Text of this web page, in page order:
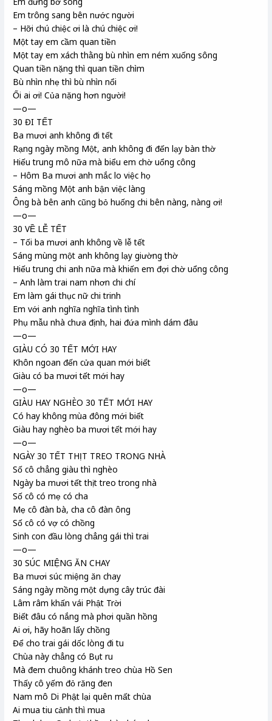
Em trông sang bên nước người
– Hỡi chú chiệc ơi là chú chiệc ơi!
Một tay em cầm quan tiền
Một tay em xách thằng bù nhìn em ném xuống sông
Quan tiền nặng thì quan tiền chìm
Bù nhìn nhẹ thì bù nhìn nổi
Ối ai ơi! Của nặng hơn người!
—o—
30 ĐI TẾT
Ba mươi anh không đi tết
Rạng ngày mồng Một, anh không đi đến lạy bàn thờ
Hiếu trung mô nữa mà biểu em chờ uổng công
– Hôm Ba mươi anh mắc lo việc họ
Sáng mồng Một anh bận việc làng
Ông bà bên anh cũng bỏ huống chi bên nàng, nàng ơi!
—o—
30 VỀ LỄ TẾT
– Tối ba mươi anh không về lễ tết
Sáng mùng một anh không lạy giường thờ
Hiếu trung chi anh nữa mà khiến em đợi chờ uổng công
– Anh làm trai nam nhơn chi chí
Em làm gái thục nữ chi trinh
Em với anh nghĩa nghĩa tình tình
Phụ mẫu nhà chưa định, hai đứa mình dám đâu
—o—
GIÀU CÓ 30 TẾT MỚI HAY
Khôn ngoan đến cửa quan mới biết
Giàu có ba mươi tết mới hay
—o—
GIÀU HAY NGHÈO 30 TẾT MỚI HAY
Có hay không mùa đông mới biết
Giàu hay nghèo ba mươi tết mới hay
—o—
NGÀY 30 TẾT THỊT TREO TRONG NHÀ
Số cô chẳng giàu thì nghèo
Ngày ba mươi tết thịt treo trong nhà
Số cô có mẹ có cha
Mẹ cô đàn bà, cha cô đàn ông
Số cô có vợ có chồng
Sinh con đầu lòng chẳng gái thì trai
—o—
30 SÚC MIỆNG ĂN CHAY
Ba mươi súc miệng ăn chay
Sáng ngày mồng một dựng cây trúc đài
Lâm râm khấn vái Phật Trời
Biết đâu có nắng mà phơi quần hồng
Ai ơi, hãy hoãn lấy chồng
Để cho trai gái dốc lòng đi tu
Chùa này chẳng có Bụt ru
Mà đem chuông khánh treo chùa Hồ Sen
Thấy cô yếm đỏ răng đen
Nam mô Di Phật lại quên mất chùa
Ai mua tiu cảnh thì mua